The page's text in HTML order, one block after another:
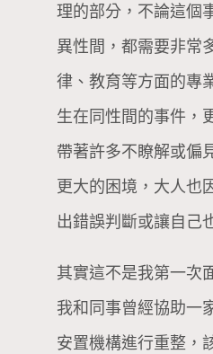
理的部分，不論這個
異性間，都需要非常
律、教育等方面的專
生在同性間的事件，
帶著許多不瞭解或偏
更大的困境，大人也
出錯誤判斷或讓自己
其實這不是我第一次
我和同事曾經協助一
安置機構進行重整，